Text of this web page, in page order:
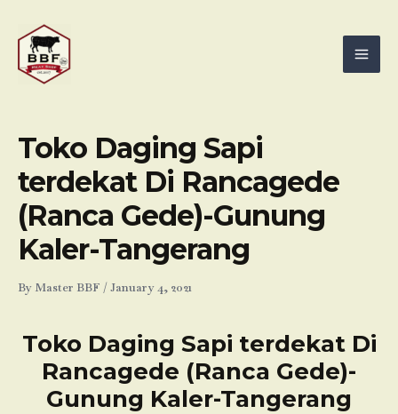
content
Toko Daging Sapi
terdekat Di Rancagede
(Ranca Gede)-Gunung
Kaler-Tangerang
By Master BBF /January 4, 2021
Toko Daging Sapi terdekat Di
Rancagede (Ranca Gede)-
Gunung Kaler-Tangerang